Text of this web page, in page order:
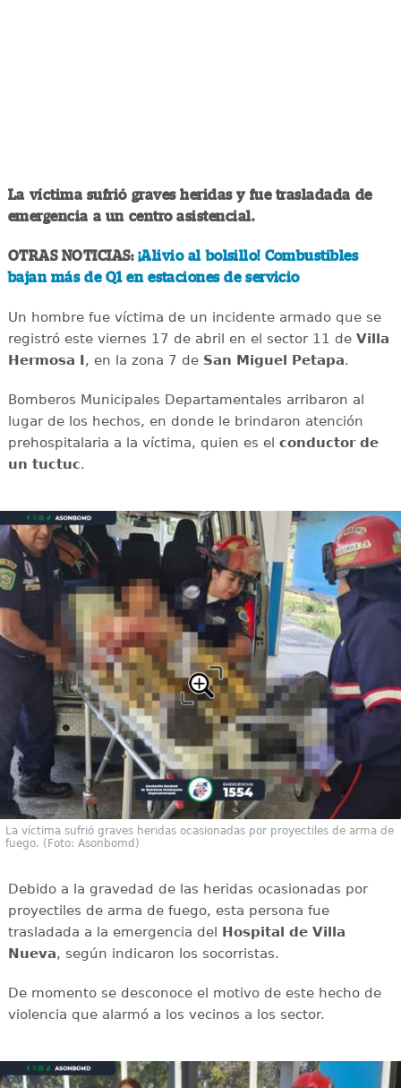
La víctima sufrió graves heridas y fue trasladada de
emergencia a un centro asistencial.
OTRAS NOTICIAS: ¡Alivio al bolsillo! Combustibles
bajan más de Q1 en estaciones de servicio
Un hombre fue víctima de un incidente armado que se
registró este viernes 17 de abril en el sector 11 de Villa
Hermosa I, en la zona 7 de San Miguel Petapa.
Bomberos Municipales Departamentales arribaron al
lugar de los hechos, en donde le brindaron atención
prehospitalaria a la víctima, quien es el conductor de
un tuctuc.
La víctima sufrió graves heridas ocasionadas por proyectiles de arma de
fuego. (Foto: Asonbomd)
Debido a la gravedad de las heridas ocasionadas por
proyectiles de arma de fuego, esta persona fue
trasladada a la emergencia del Hospital de Villa
Nueva, según indicaron los socorristas.
De momento se desconoce el motivo de este hecho de
violencia que alarmó a los vecinos a los sector.